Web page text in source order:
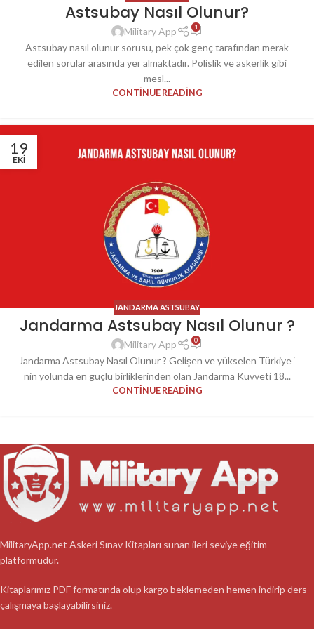
Astsubay Nasıl Olunur?
Military App 1
Astsubay nasıl olunur sorusu, pek çok genç tarafından merak
edilen sorular arasında yer almaktadır. Polislik ve askerlik gibi
mesl...
CONTINUE READING
19
EKI
JANDARMA ASTSUBAY
Jandarma Astsubay Nasıl Olunur ?
Military App 0
Jandarma Astsubay Nasıl Olunur ? Gelişen ve yükselen Türkiye ‘
nin yolunda en güçlü birliklerinden olan Jandarma Kuvveti 18...
CONTINUE READING
MilitaryApp.net Askeri Sınav Kitapları sunan ileri seviye eğitim
platformudur.
Kitaplarımız PDF formatında olup kargo beklemeden hemen indirip ders
çalışmaya başlayabilirsiniz.